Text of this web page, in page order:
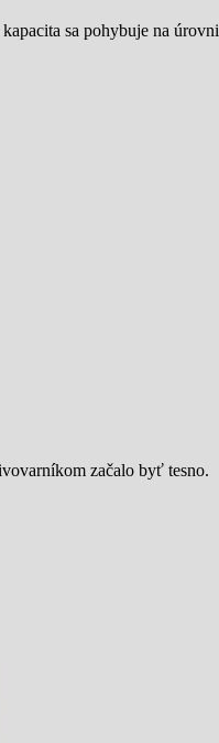
sa pohybuje na úrovni
začalo byť tesno.